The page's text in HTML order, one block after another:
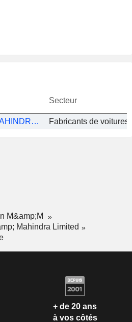
Secteur
MAHINDRA & MAHINDRA LIMITED
M&amp;M
Mahindra Limited
+ de 20 ans
à vos côtés